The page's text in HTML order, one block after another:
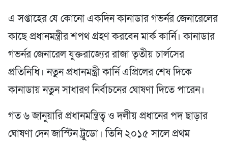
এ সপ্তাহের যে কোনো একদিন কানাডার গভর্নর জেনারেলের
কাছে প্রধানমন্ত্রীর শপথ গ্রহণ করবেন মার্ক কার্নি। কানাডার
গভর্নর জেনারেল যুক্তরাজ্যের রাজা তৃতীয় চার্লসের
প্রতিনিধি। নতুন প্রধানমন্ত্রী কার্নি এপ্রিলের শেষ দিকে
কানাডায় নতুন সাধারণ নির্বাচনের ঘোষণা দিতে পারেন।
গত ৬ জানুয়ারি প্রধানমন্ত্রিত্ব ও দলীয় প্রধানের পদ ছাড়ার
ঘোষণা দেন জাস্টিন ট্রুডো। তিনি ২০১৫ সালে প্রথম